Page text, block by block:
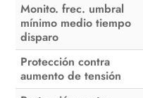
Monito. frec. umbral
mínimo medio tiempo
disparo
Protección contra
aumento de tensión